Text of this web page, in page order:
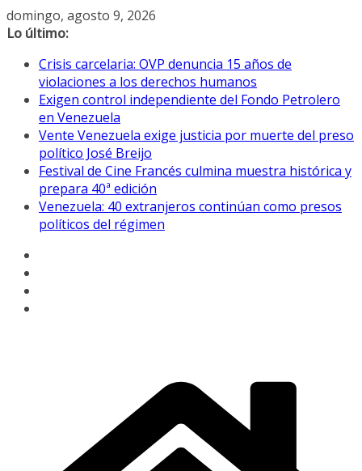
Saltar
al
domingo, agosto 9, 2026
Lo último:
Crisis carcelaria: OVP denuncia 15 años de
violaciones a los derechos humanos
Exigen control independiente del Fondo Petrolero
en Venezuela
Vente Venezuela exige justicia por muerte del preso
político José Breijo
Festival de Cine Francés culmina muestra histórica y
prepara 40ª edición
Venezuela: 40 extranjeros continúan como presos
políticos del régimen